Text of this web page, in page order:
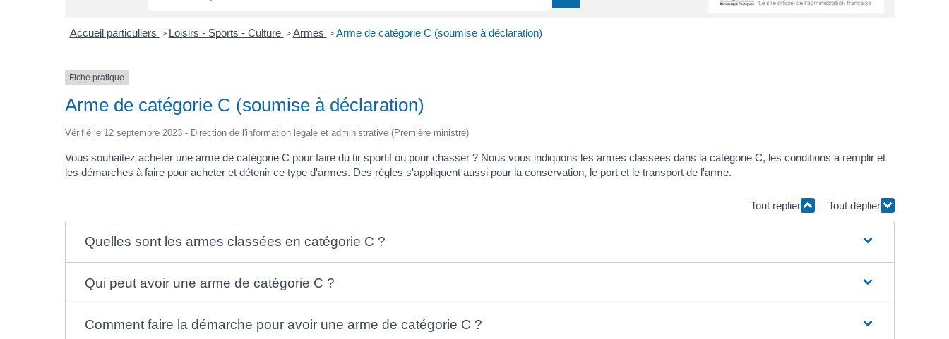
Accueil particuliers > Loisirs - Sports - Culture > Armes > Arme de catégorie C (soumise à déclaration)
Fiche pratique
Arme de catégorie C (soumise à déclaration)
Vérifié le 12 septembre 2023 - Direction de l'information légale et administrative (Première ministre)
Vous souhaitez acheter une arme de catégorie C pour faire du tir sportif ou pour chasser ? Nous vous indiquons les armes classées dans la catégorie C, les conditions à remplir et
les démarches à faire pour acheter et détenir ce type d'armes. Des règles s'appliquent aussi pour la conservation, le port et le transport de l'arme.
Tout replier Tout déplier
Quelles sont les armes classées en catégorie C ?
Qui peut avoir une arme de catégorie C ?
Comment faire la démarche pour avoir une arme de catégorie C ?